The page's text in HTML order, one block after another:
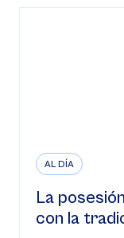
AL DÍA
La
con la